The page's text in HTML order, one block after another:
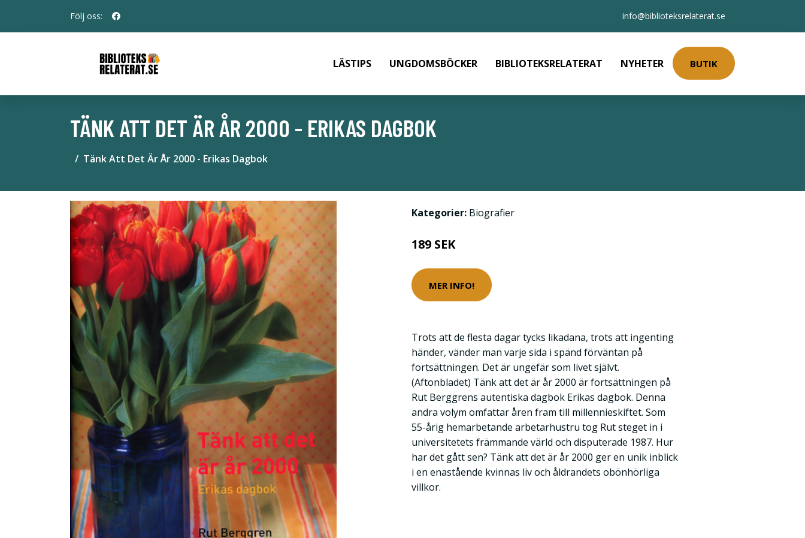
Följ oss: info@biblioteksrelaterat.se
LÄSTIPS UNGDOMSBÖCKER BIBLIOTEKSRELATERAT NYHETER BUTIK
TÄNK ATT DET ÄR ÅR 2000 - ERIKAS DAGBOK
Tänk Att Det Är År 2000 - Erikas Dagbok
Kategorier: Biografier
189 SEK
MER INFO!
Trots att de flesta dagar tycks likadana, trots att ingenting
händer, vänder man varje sida i spänd förväntan på
fortsättningen. Det är ungefär som livet självt.
(Aftonbladet) Tänk att det är år 2000 är fortsättningen på
Rut Berggrens autentiska dagbok Erikas dagbok. Denna
andra volym omfattar åren fram till millennieskiftet. Som
55-årig hemarbetande arbetarhustru tog Rut steget in i
universitetets främmande värld och disputerade 1987. Hur
har det gått sen? Tänk att det är år 2000 ger en unik inblick
i en enastående kvinnas liv och åldrandets obönhörliga
villkor.